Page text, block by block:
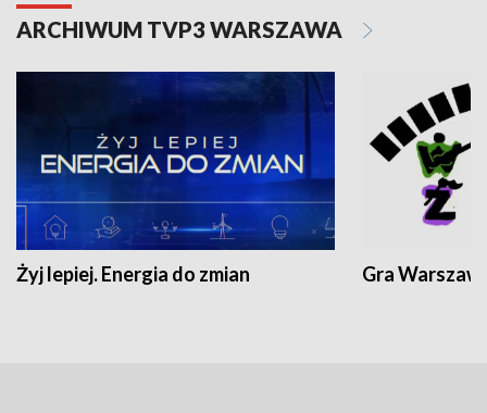
ARCHIWUM TVP3 WARSZAWA
Żyj lepiej. Energia do zmian Gra